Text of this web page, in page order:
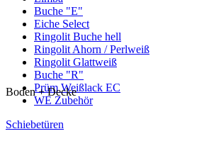
Buche "E"
Eiche Select
Ringolit Buche hell
Ringolit Ahorn / Perlweiß
Ringolit Glattweiß
Buche "R"
Prüm Weißlack EC
WE Zubehör
Schiebetüren
Boden + Decke